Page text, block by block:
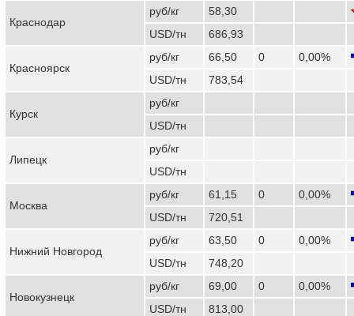
Краснодар
руб/кг
58,30
USD/тн
686,93
Красноярск
руб/кг 66,50 0
0,00%
USD/тн
783,54
Курск
руб/кг
USD/тн
Липецк
руб/кг
USD/тн
Москва
руб/кг 61,15 0
0,00%
USD/тн
720,51
Нижний Новгород
руб/кг 63,50 0
0,00%
USD/тн
748,20
Новокузнецк
руб/кг 69,00 0
0,00%
USD/тн
813,00